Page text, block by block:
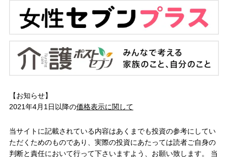
【お知らせ】
2021年4月1日以降の価格表示に関して
当サイトに記載されている内容はあくまでも投資の参考にしてい
ただくためのものであり、実際の投資にあたっては読者ご自身の
判断と責任において行って下さいますよう、お願い致します。 当